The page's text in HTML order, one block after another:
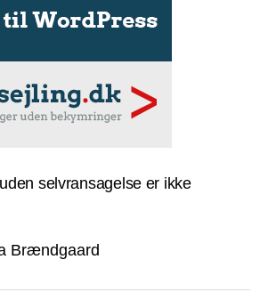
selvransagelse er ikke
Brændgaard